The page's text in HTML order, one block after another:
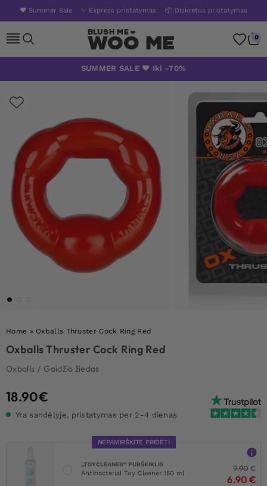
❤️ Summer Sale ✨ Express pristatymas 📦 Diskretus pristatymas
Woo Me 0
SUMMER SALE ❤️ Iki -70%
Home » Oxballs Thruster Cock Ring Red
Oxballs Thruster Cock Ring Red
Oxballs / Gaidžio žiedas
18.90€
Yra sandėlyje, pristatymas per 2-4 dienas
NEPAMIRŠKITE PRIDĖTI
„TOYCLEANER“ PURŠKIKLIS
Antibacterial Toy Cleaner 150 ml
9.90€
6.90 €